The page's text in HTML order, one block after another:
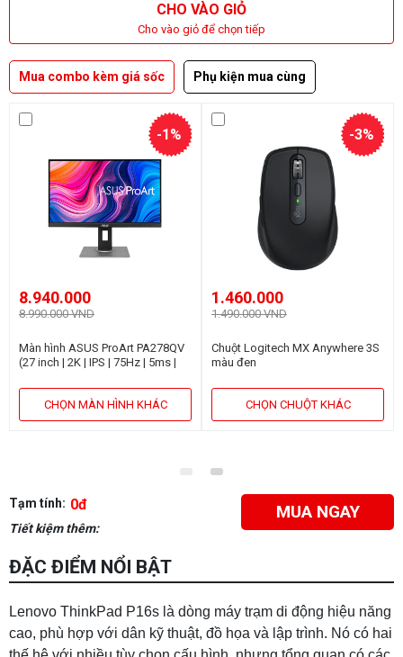
CHO VÀO GIỎ
Cho vào giỏ để chọn tiếp
Mua combo kèm giá sốc Phụ kiện mua cùng
8.940.000
8.990.000 VND
-1%
Màn hình ASUS ProArt PA278QV
(27 inch | 2K | IPS | 75Hz | 5ms |
CHỌN MÀN HÌNH KHÁC
1.460.000
1.490.000 VND
-3%
Chuột Logitech MX Anywhere 3S
màu đen
CHỌN CHUỘT KHÁC
Tạm tính: 0đ
Tiết kiệm thêm:
MUA NGAY
ĐẶC ĐIỂM NỔI BẬT
Lenovo ThinkPad P16s là dòng máy trạm di động hiệu năng
cao, phù hợp với dân kỹ thuật, đồ họa và lập trình. Nó có hai